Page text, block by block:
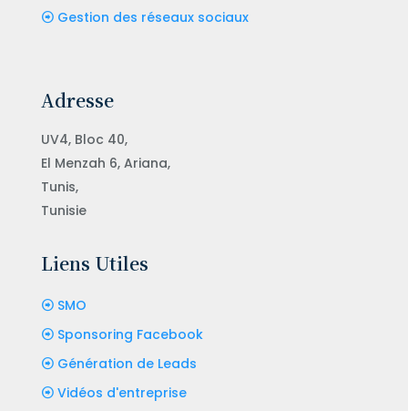
Gestion des réseaux sociaux
Adresse
UV4, Bloc 40,
El Menzah 6, Ariana,
Tunis,
Tunisie
Liens Utiles
SMO
Sponsoring Facebook
Génération de Leads
Vidéos d'entreprise